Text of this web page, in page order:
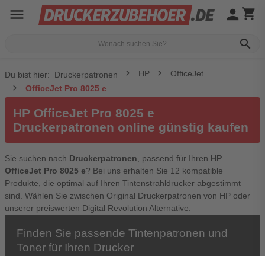
menu
search
person shopping_cart
Du bist hier: Druckerpatronen HP
OfficeJet
OfficeJet Pro 8025 e
HP OfficeJet Pro 8025 e
Druckerpatronen online günstig kaufen
Sie suchen nach Druckerpatronen, passend für Ihren HP
OfficeJet Pro 8025 e? Bei uns erhalten Sie 12 kompatible
Produkte, die optimal auf Ihren Tintenstrahldrucker abgestimmt
sind. Wählen Sie zwischen Original Druckerpatronen von HP oder
unserer preiswerten Digital Revolution Alternative.
Finden Sie passende Tintenpatronen und
Toner für Ihren Drucker